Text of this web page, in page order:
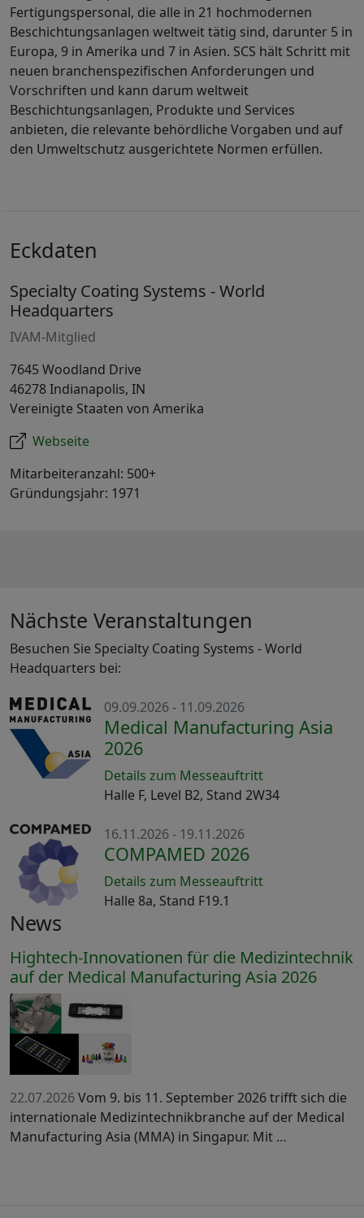
Fertigungspersonal, die alle in 21 hochmodernen
Beschichtungsanlagen weltweit tätig sind, darunter 5 in
Europa, 9 in Amerika und 7 in Asien. SCS hält Schritt mit
neuen branchenspezifischen Anforderungen und
Vorschriften und kann darum weltweit
Beschichtungsanlagen, Produkte und Services
anbieten, die relevante behördliche Vorgaben und auf
den Umweltschutz ausgerichtete Normen erfüllen.
Eckdaten
Specialty Coating Systems - World
Headquarters
IVAM-Mitglied
7645 Woodland Drive
46278 Indianapolis, IN
Vereinigte Staaten von Amerika
Webseite
Mitarbeiteranzahl: 500+
Gründungsjahr: 1971
Nächste Veranstaltungen
Besuchen Sie Specialty Coating Systems - World
Headquarters bei:
09.09.2026 - 11.09.2026
Medical Manufacturing Asia
2026
Details zum Messeauftritt
Halle F, Level B2, Stand 2W34
16.11.2026 - 19.11.2026
COMPAMED 2026
Details zum Messeauftritt
Halle 8a, Stand F19.1
News
Hightech-Innovationen für die Medizintechnik
auf der Medical Manufacturing Asia 2026
22.07.2026Vom 9. bis 11. September 2026 trifft sich die
internationale Medizintechnikbranche auf der Medical
Manufacturing Asia (MMA) in Singapur. Mit …